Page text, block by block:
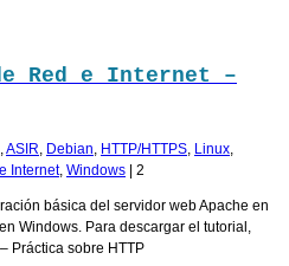
Red e Internet –
ASIR Debian HTTP/HTTPS Linux
Internet, Windows | 2
básica del servidor web Apache en
Windows. Para descargar el tutorial,
Práctica sobre HTTP